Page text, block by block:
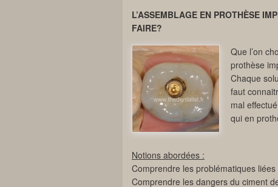
L’ASSEMBLAGE EN PROTHÈSE
FAIRE?
Que l’on
prothèse
Chaque
faut
mal
qui en
Notions abordées :
Comprendre les problématiques liées
Comprendre les dangers du ciment